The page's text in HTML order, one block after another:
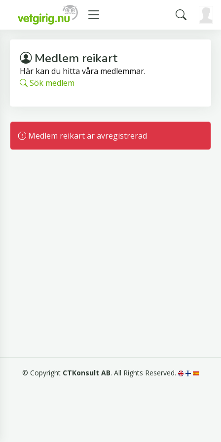
Medlem reikart
Här kan du hitta våra medlemmar.
Sök medlem
Medlem reikart är avregistrerad
© Copyright CTKonsult AB. All Rights Reserved.